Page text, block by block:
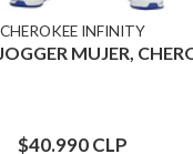
CHEROKEE INFINITY
MUJER,
$40.990 CLP